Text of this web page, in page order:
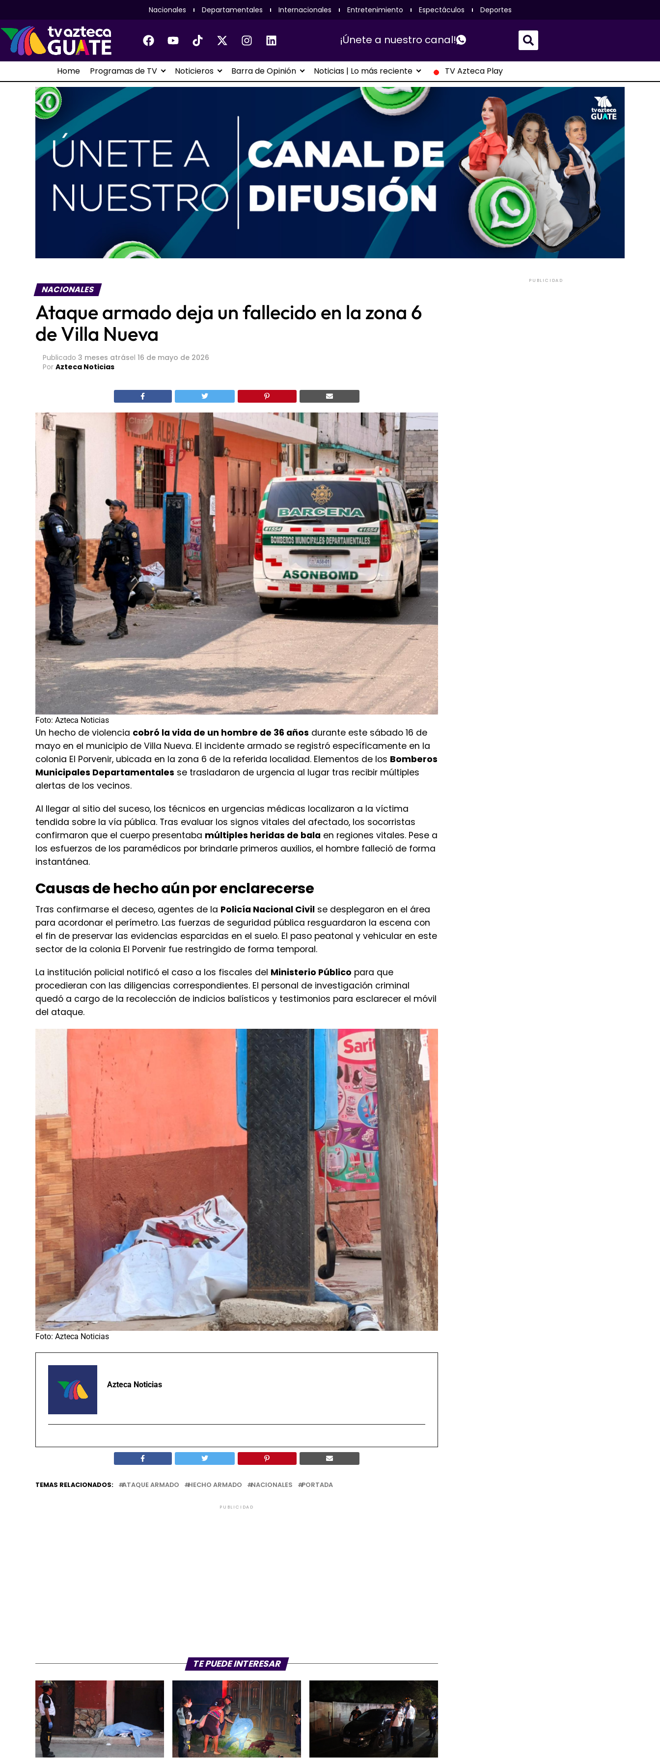
Nacionales Departamentales Internacionales Entretenimiento Espectáculos Deportes
¡Únete a nuestro canal!
Home Programas de TV Noticieros Barra de Opinión Noticias | Lo más reciente TV Azteca Play
NACIONALES
Ataque armado deja un fallecido en la zona 6
de Villa Nueva
Publicado 3 meses atrásel 16 de mayo de 2026
Por Azteca Noticias
Foto: Azteca Noticias
Un hecho de violencia cobró la vida de un hombre de 36 años durante este sábado 16 de
mayo en el municipio de Villa Nueva. El incidente armado se registró específicamente en la
colonia El Porvenir, ubicada en la zona 6 de la referida localidad. Elementos de los Bomberos
Municipales Departamentales se trasladaron de urgencia al lugar tras recibir múltiples
alertas de los vecinos.
Al llegar al sitio del suceso, los técnicos en urgencias médicas localizaron a la víctima
tendida sobre la vía pública. Tras evaluar los signos vitales del afectado, los socorristas
confirmaron que el cuerpo presentaba múltiples heridas de bala en regiones vitales. Pese a
los esfuerzos de los paramédicos por brindarle primeros auxilios, el hombre falleció de forma
instantánea.
Causas de hecho aún por enclarecerse
Tras confirmarse el deceso, agentes de la Policía Nacional Civil se desplegaron en el área
para acordonar el perímetro. Las fuerzas de seguridad pública resguardaron la escena con
el fin de preservar las evidencias esparcidas en el suelo. El paso peatonal y vehicular en este
sector de la colonia El Porvenir fue restringido de forma temporal.
La institución policial notificó el caso a los fiscales del Ministerio Público para que
procedieran con las diligencias correspondientes. El personal de investigación criminal
quedó a cargo de la recolección de indicios balísticos y testimonios para esclarecer el móvil
del ataque.
Foto: Azteca Noticias
Azteca Noticias
TEMAS RELACIONADOS: ATAQUE ARMADO HECHO ARMADO NACIONALES PORTADA
PUBLICIDAD
TE PUEDE INTERESAR
PUBLICIDAD